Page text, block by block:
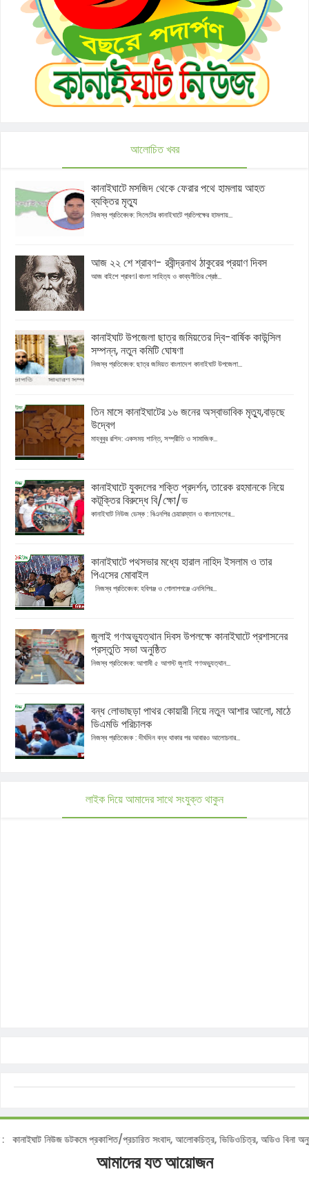
আলোচিত খবর
কানাইঘাটে মসজিদ থেকে ফেরার পথে হামলায় আহত
ব্যক্তির মৃত্যু
নিজস্ব প্রতিবেদক: সিলেটের কানাইঘাটে প্রতিপক্ষের হামলায়...
আজ ২২ শে শ্রাবণ- রবীন্দ্রনাথ ঠাকুরের প্রয়াণ দিবস
আজ বাইশে শ্রাবণ। বাংলা সাহিত্য ও কাব্যগীতির শ্রেষ্ঠ...
কানাইঘাট উপজেলা ছাত্র জমিয়তের দ্বি-বার্ষিক কাউন্সিল
সম্পন্ন, নতুন কমিটি ঘোষণা
নিজস্ব প্রতিবেদক: ছাত্র জমিয়ত বাংলাদেশ কানাইঘাট উপজেলা...
তিন মাসে কানাইঘাটের ১৬ জনের অস্বাভাবিক মৃত্যু,বাড়ছে
উদ্বেগ
মাহবুবুর রশিদ: একসময় শান্তি, সম্প্রীতি ও সামাজিক...
কানাইঘাটে যুবদলের শক্তি প্রদর্শন, তারেক রহমানকে নিয়ে
কটূক্তির বিরুদ্ধে বি/ক্ষো/ভ
কানাইঘাট নিউজ ডেস্ক : বিএনপির চেয়ারম্যান ও বাংলাদেশের...
কানাইঘাটে পথসভার মধ্যে হারাল নাহিদ ইসলাম ও তার
পিএসের মোবাইল
নিজস্ব প্রতিবেদক: হবিগঞ্জ ও গোলাপগঞ্জে এনসিপির...
জুলাই গণঅভ্যুত্থান দিবস উপলক্ষে কানাইঘাটে প্রশাসনের
প্রস্তুতি সভা অনুষ্ঠিত
নিজস্ব প্রতিবেদক: আগামী ৫ আগস্ট জুলাই গণঅভ্যুত্থান...
বন্ধ লোভাছড়া পাথর কোয়ারী নিয়ে নতুন আশার আলো, মাঠে
ডিএমডি পরিচালক
নিজস্ব প্রতিবেদক : দীর্ঘদিন বন্ধ থাকার পর আবারও আলোচনার...
লাইক দিয়ে আমাদের সাথে সংযুক্ত থাকুন
:কানাইঘাট নিউজ ডটকমে প্রকাশিত/প্রচারিত সংবাদ, আলোকচিত্র, ভিডিওচিত্র, অডিও
আমাদের যত আয়োজন